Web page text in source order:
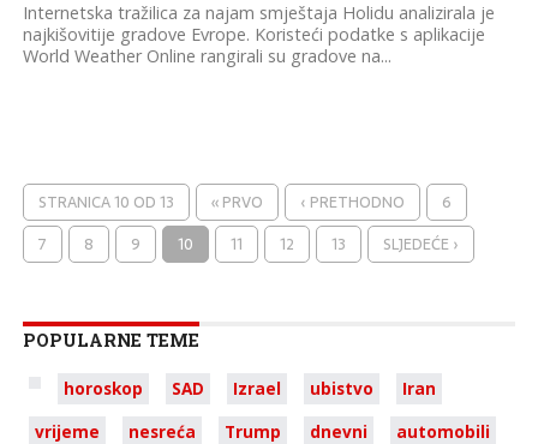
Internetska tražilica za najam smještaja Holidu analizirala je
najkišovitije gradove Evrope. Koristeći podatke s aplikacije
World Weather Online rangirali su gradove na...
STRANICA 10 OD 13 « PRVO ‹ PRETHODNO
6
7
8 9 10 11 12 13 SLJEDEĆE ›
POPULARNE TEME
horoskop SAD Izrael ubistvo
Iran
vrijeme
nesreća Trump dnevni
automobili